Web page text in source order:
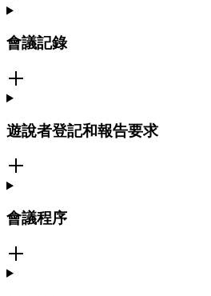
會議記錄
遊說者登記和報告要求
會議程序